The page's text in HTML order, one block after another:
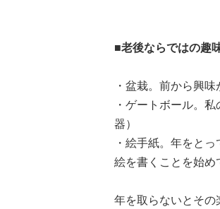
■老後ならではの趣
・盆栽。前から興
・ゲートボール。
器）
・絵手紙。年をと
絵を書くことを始め
年を取らないとその